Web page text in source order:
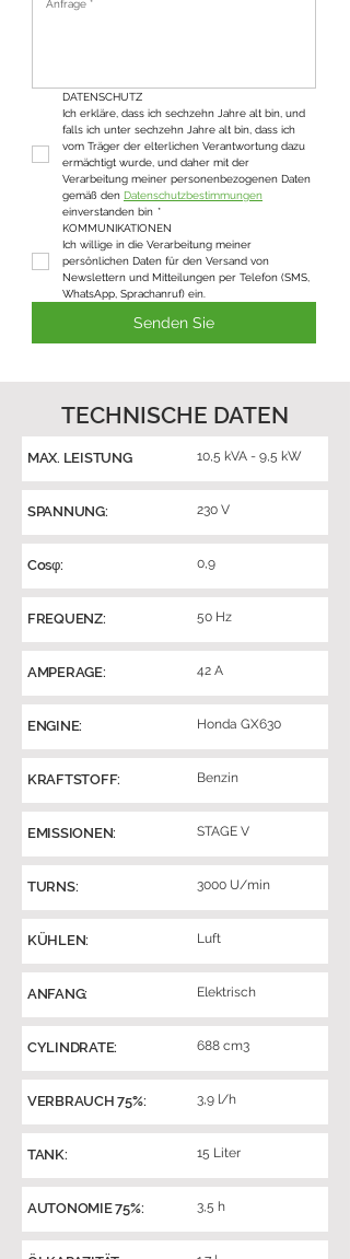
DATENSCHUTZ
Ich erkläre, dass ich sechzehn Jahre alt bin, und
falls ich unter sechzehn Jahre alt bin, dass ich
vom Träger der elterlichen Verantwortung dazu
ermächtigt wurde, und daher mit der
Verarbeitung meiner personenbezogenen Daten
gemäß den Datenschutzbestimmungen
einverstanden bin *
KOMMUNIKATIONEN
Ich willige in die Verarbeitung meiner
persönlichen Daten für den Versand von
Newslettern und Mitteilungen per Telefon (SMS,
WhatsApp, Sprachanruf) ein.
Senden Sie
TECHNISCHE DATEN
MAX. LEISTUNG 10,5 kVA - 9,5 kW
SPANNUNG: 230 V
Cosφ: 0,9
FREQUENZ: 50 Hz
AMPERAGE: 42 A
ENGINE: Honda GX630
KRAFTSTOFF: Benzin
EMISSIONEN: STAGE V
TURNS: 3000 U/min
KÜHLEN: Luft
ANFANG: Elektrisch
CYLINDRATE: 688 cm3
VERBRAUCH 75%: 3,9 l/h
TANK: 15 Liter
AUTONOMIE 75%: 3,5 h